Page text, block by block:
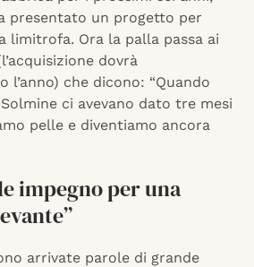
presentato un progetto per
limitrofa. Ora la palla passa ai
dovrà
l’anno) che dicono: “Quando
ci avevano dato tre mesi
pelle e diventiamo ancora
impegno per una
arrivate parole di grande